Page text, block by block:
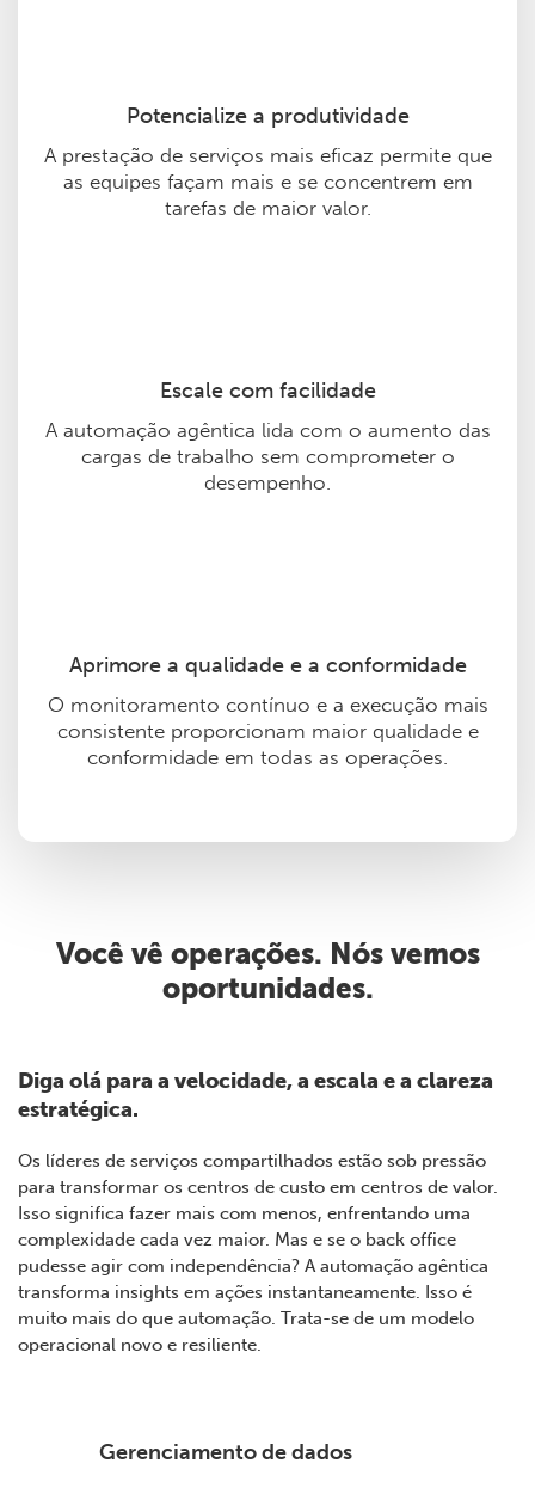
Potencialize a produtividade
A prestação de serviços mais eficaz permite que
as equipes façam mais e se concentrem em
tarefas de maior valor.
Escale com facilidade
A automação agêntica lida com o aumento das
cargas de trabalho sem comprometer o
desempenho.
Aprimore a qualidade e a conformidade
O monitoramento contínuo e a execução mais
consistente proporcionam maior qualidade e
conformidade em todas as operações.
Você vê operações. Nós vemos
oportunidades.
Diga olá para a velocidade, a escala e a clareza
estratégica.
Os líderes de serviços compartilhados estão sob pressão
para transformar os centros de custo em centros de valor.
Isso significa fazer mais com menos, enfrentando uma
complexidade cada vez maior. Mas e se o back office
pudesse agir com independência? A automação agêntica
transforma insights em ações instantaneamente. Isso é
muito mais do que automação. Trata-se de um modelo
operacional novo e resiliente.
Gerenciamento de dados